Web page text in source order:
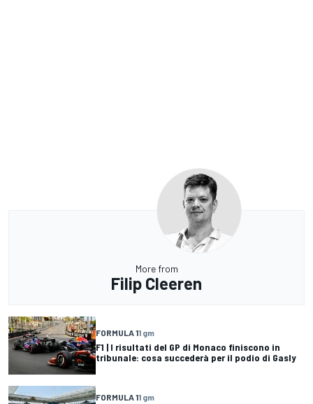
More from
Filip Cleeren
FORMULA 11 gm
F1 | I risultati del GP di Monaco finiscono in
tribunale: cosa succederà per il podio di Gasly
FORMULA 11 gm